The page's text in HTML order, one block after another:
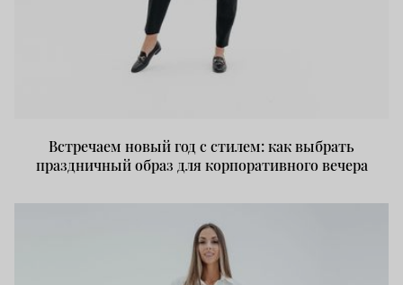
Встречаем новый год с стилем: как выбрать
праздничный образ для корпоративного вечера